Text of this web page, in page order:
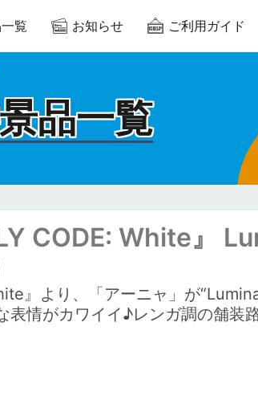
覧 お知らせ ご利用ガイド
品一覧
CODE: White』
』より、「アーニャ」が
表情がカワイイ♪レンガ調の舗装